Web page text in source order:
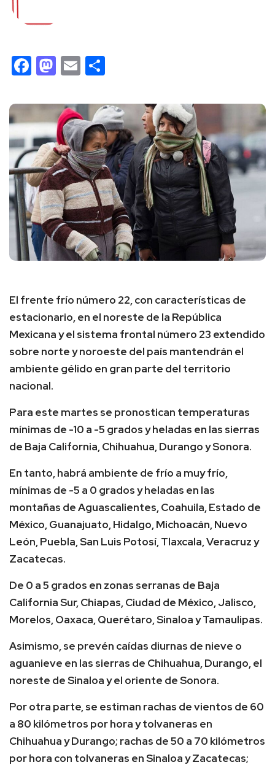
Facebook
Mastodon
Email
El frente frío número 22, con características de
estacionario, en el noreste de la República
Mexicana y el sistema frontal número 23 extendido
sobre norte y noroeste del país mantendrán el
ambiente gélido en gran parte del territorio
nacional.
Para este martes se pronostican temperaturas
mínimas de -10 a -5 grados y heladas en las sierras
de Baja California, Chihuahua, Durango y Sonora.
En tanto, habrá ambiente de frío a muy frío,
mínimas de -5 a 0 grados y heladas en las
montañas de Aguascalientes, Coahuila, Estado de
México, Guanajuato, Hidalgo, Michoacán, Nuevo
León, Puebla, San Luis Potosí, Tlaxcala, Veracruz y
Zacatecas.
De 0 a 5 grados en zonas serranas de Baja
California Sur, Chiapas, Ciudad de México, Jalisco,
Morelos, Oaxaca, Querétaro, Sinaloa y Tamaulipas.
Asimismo, se prevén caídas diurnas de nieve o
aguanieve en las sierras de Chihuahua, Durango, el
noreste de Sinaloa y el oriente de Sonora.
Por otra parte, se estiman rachas de vientos de 60
a 80 kilómetros por hora y tolvaneras en
Chihuahua y Durango; rachas de 50 a 70 kilómetros
por hora con tolvaneras en Sinaloa y Zacatecas;